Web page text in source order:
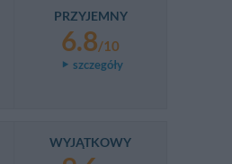
PRZYJEMNY
6.8/10
szczegóły
WYJĄTKOWY